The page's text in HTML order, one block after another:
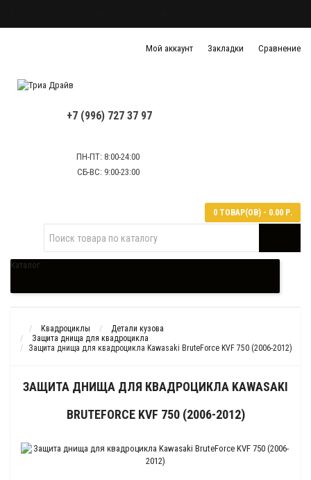
Мой аккаунт Закладки Сравнение
+7 (996) 727 37 97
ПН-ПТ: 8:00-24:00
СБ-ВС: 9:00-23:00
0 ТОВАР(ОВ) - 0.00 Р.
Каталог
Квадроциклы
Детали кузова
Защита днища для квадроцикла
Защита днища для квадроцикла Kawasaki BruteForce KVF 750 (2006-2012)
ЗАЩИТА ДНИЩА ДЛЯ КВАДРОЦИКЛА KAWASAKI
BRUTEFORCE KVF 750 (2006-2012)